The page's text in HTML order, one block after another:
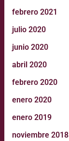
febrero 2021
julio 2020
junio 2020
abril 2020
febrero 2020
enero 2020
enero 2019
noviembre 2018